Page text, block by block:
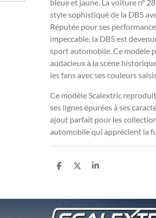
bleue et jaune. La voiture n°
style sophistiqué de la DB5
Réputée pour ses
impeccable, la DB5 est
sport automobile. Ce modèle
audacieux à la scène
les fans avec ses couleurs
Ce modèle Scalextric
ses lignes épurées à ses
ajout parfait pour les
automobile qui apprécient la
P
a
g
P
a
g
P
a
g